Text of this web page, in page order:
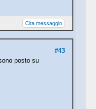
Cita messaggio
#43
posto su